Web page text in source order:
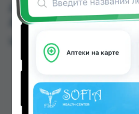
Дору, Арча по цене от
Душанбе и других
Цена: от1.50 TJS